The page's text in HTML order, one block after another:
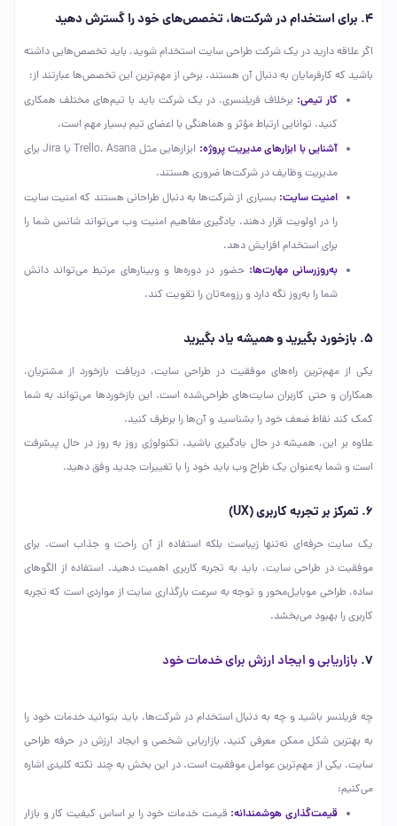
۴. برای استخدام در شرکت‌ها، تخصص‌های خود را گسترش دهید
اگر علاقه دارید در یک شرکت طراحی سایت استخدام شوید، باید تخصص‌هایی داشته
باشید که کارفرمایان به دنبال آن هستند. برخی از مهم‌ترین این تخصص‌ها عبارتند از:
کار تیمی: برخلاف فریلنسری، در یک شرکت باید با تیم‌های مختلف همکاری
کنید. توانایی ارتباط مؤثر و هماهنگی با اعضای تیم بسیار مهم است.
آشنایی با ابزارهای مدیریت پروژه:
ابزارهایی مثل Trello، Asana یا Jira برای
مدیریت وظایف در شرکت‌ها ضروری هستند.
امنیت سایت: بسیاری از شرکت‌ها به دنبال طراحانی هستند که امنیت سایت
را در اولویت قرار دهند. یادگیری مفاهیم امنیت وب می‌تواند شانس شما را
برای استخدام افزایش دهد.
به‌روزرسانی مهارت‌ها: حضور در دوره‌ها و وبینارهای مرتبط می‌تواند دانش
شما را به‌روز نگه دارد و رزومه‌تان را تقویت کند.
۵. بازخورد بگیرید و همیشه یاد بگیرید
یکی از مهم‌ترین راه‌های موفقیت در طراحی سایت، دریافت بازخورد از مشتریان،
همکاران و حتی کاربران سایت‌های طراحی‌شده است. این بازخوردها می‌تواند به شما
کمک کند نقاط ضعف خود را بشناسید و آن‌ها را برطرف کنید.
علاوه بر این، همیشه در حال یادگیری باشید. تکنولوژی روز به روز در حال پیشرفت
است و شما به‌عنوان یک طراح وب باید خود را با تغییرات جدید وفق دهید.
۶. تمرکز بر تجربه کاربری (UX)
یک سایت حرفه‌ای نه‌تنها زیباست بلکه استفاده از آن راحت و جذاب است. برای
موفقیت در طراحی سایت، باید به تجربه کاربری اهمیت دهید. استفاده از الگوهای
ساده، طراحی موبایل‌محور و توجه به سرعت بارگذاری سایت از مواردی است که تجربه
کاربری را بهبود می‌بخشد.
۷. بازاریابی و ایجاد ارزش برای خدمات خود
چه فریلنسر باشید و چه به دنبال استخدام در شرکت‌ها، باید بتوانید خدمات خود را
به بهترین شکل ممکن معرفی کنید. بازاریابی شخصی و ایجاد ارزش در حرفه طراحی
سایت، یکی از مهم‌ترین عوامل موفقیت است. در این بخش به چند نکته کلیدی اشاره
می‌کنیم:
قیمت‌گذاری هوشمندانه: قیمت خدمات خود را بر اساس کیفیت کار و بازار